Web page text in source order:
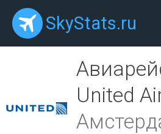
SkyStats.ru
United